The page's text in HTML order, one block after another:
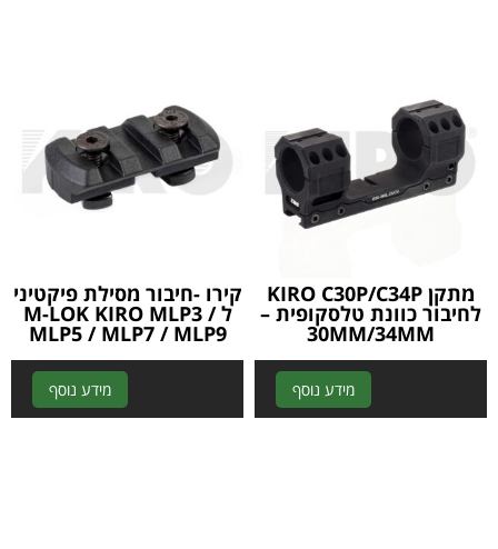
i
v
e
:
i
v
e
:
מתקן KIRO C30P/C34P
לחיבור כוונת טלסקופית –
30MM/34MM
מידע נוסף
l
קירו -חיבור מסילת פיקטיני
ל M-LOK KIRO MLP3 /
MLP5 / MLP7 / MLP9
מידע נוסף
l